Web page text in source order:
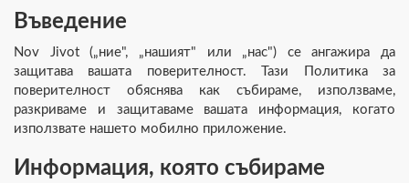
Въведение
Nov Jivot („ние", „нашият" или „нас") се ангажира да
защитава вашата поверителност. Тази Политика за
поверителност обяснява как събираме, използваме,
разкриваме и защитаваме вашата информация, когато
използвате нашето мобилно приложение.
Информация, която събираме